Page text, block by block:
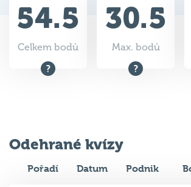
54.5
Celkem bodů
30.5
Max. bodů
Odehrané kvízy
Pořadí Datum Podnik